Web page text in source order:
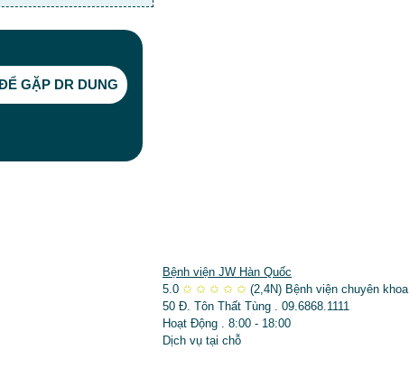
GẶP DR DUNG
Bệnh viện JW Hàn Quốc
5.0 ✩ ✩ ✩ ✩ ✩ (2,4N) Bệnh viện chuyên khoa
50 Đ. Tôn Thất Tùng . 09.6868.1111
Hoạt Động . 8:00 - 18:00
Dịch vụ tại chỗ